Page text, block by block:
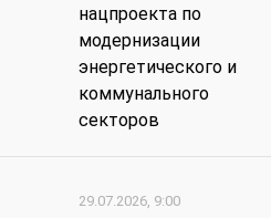
нацпроекта по
модернизации
энергетического и
коммунального
секторов
29.07.2026, 9:00